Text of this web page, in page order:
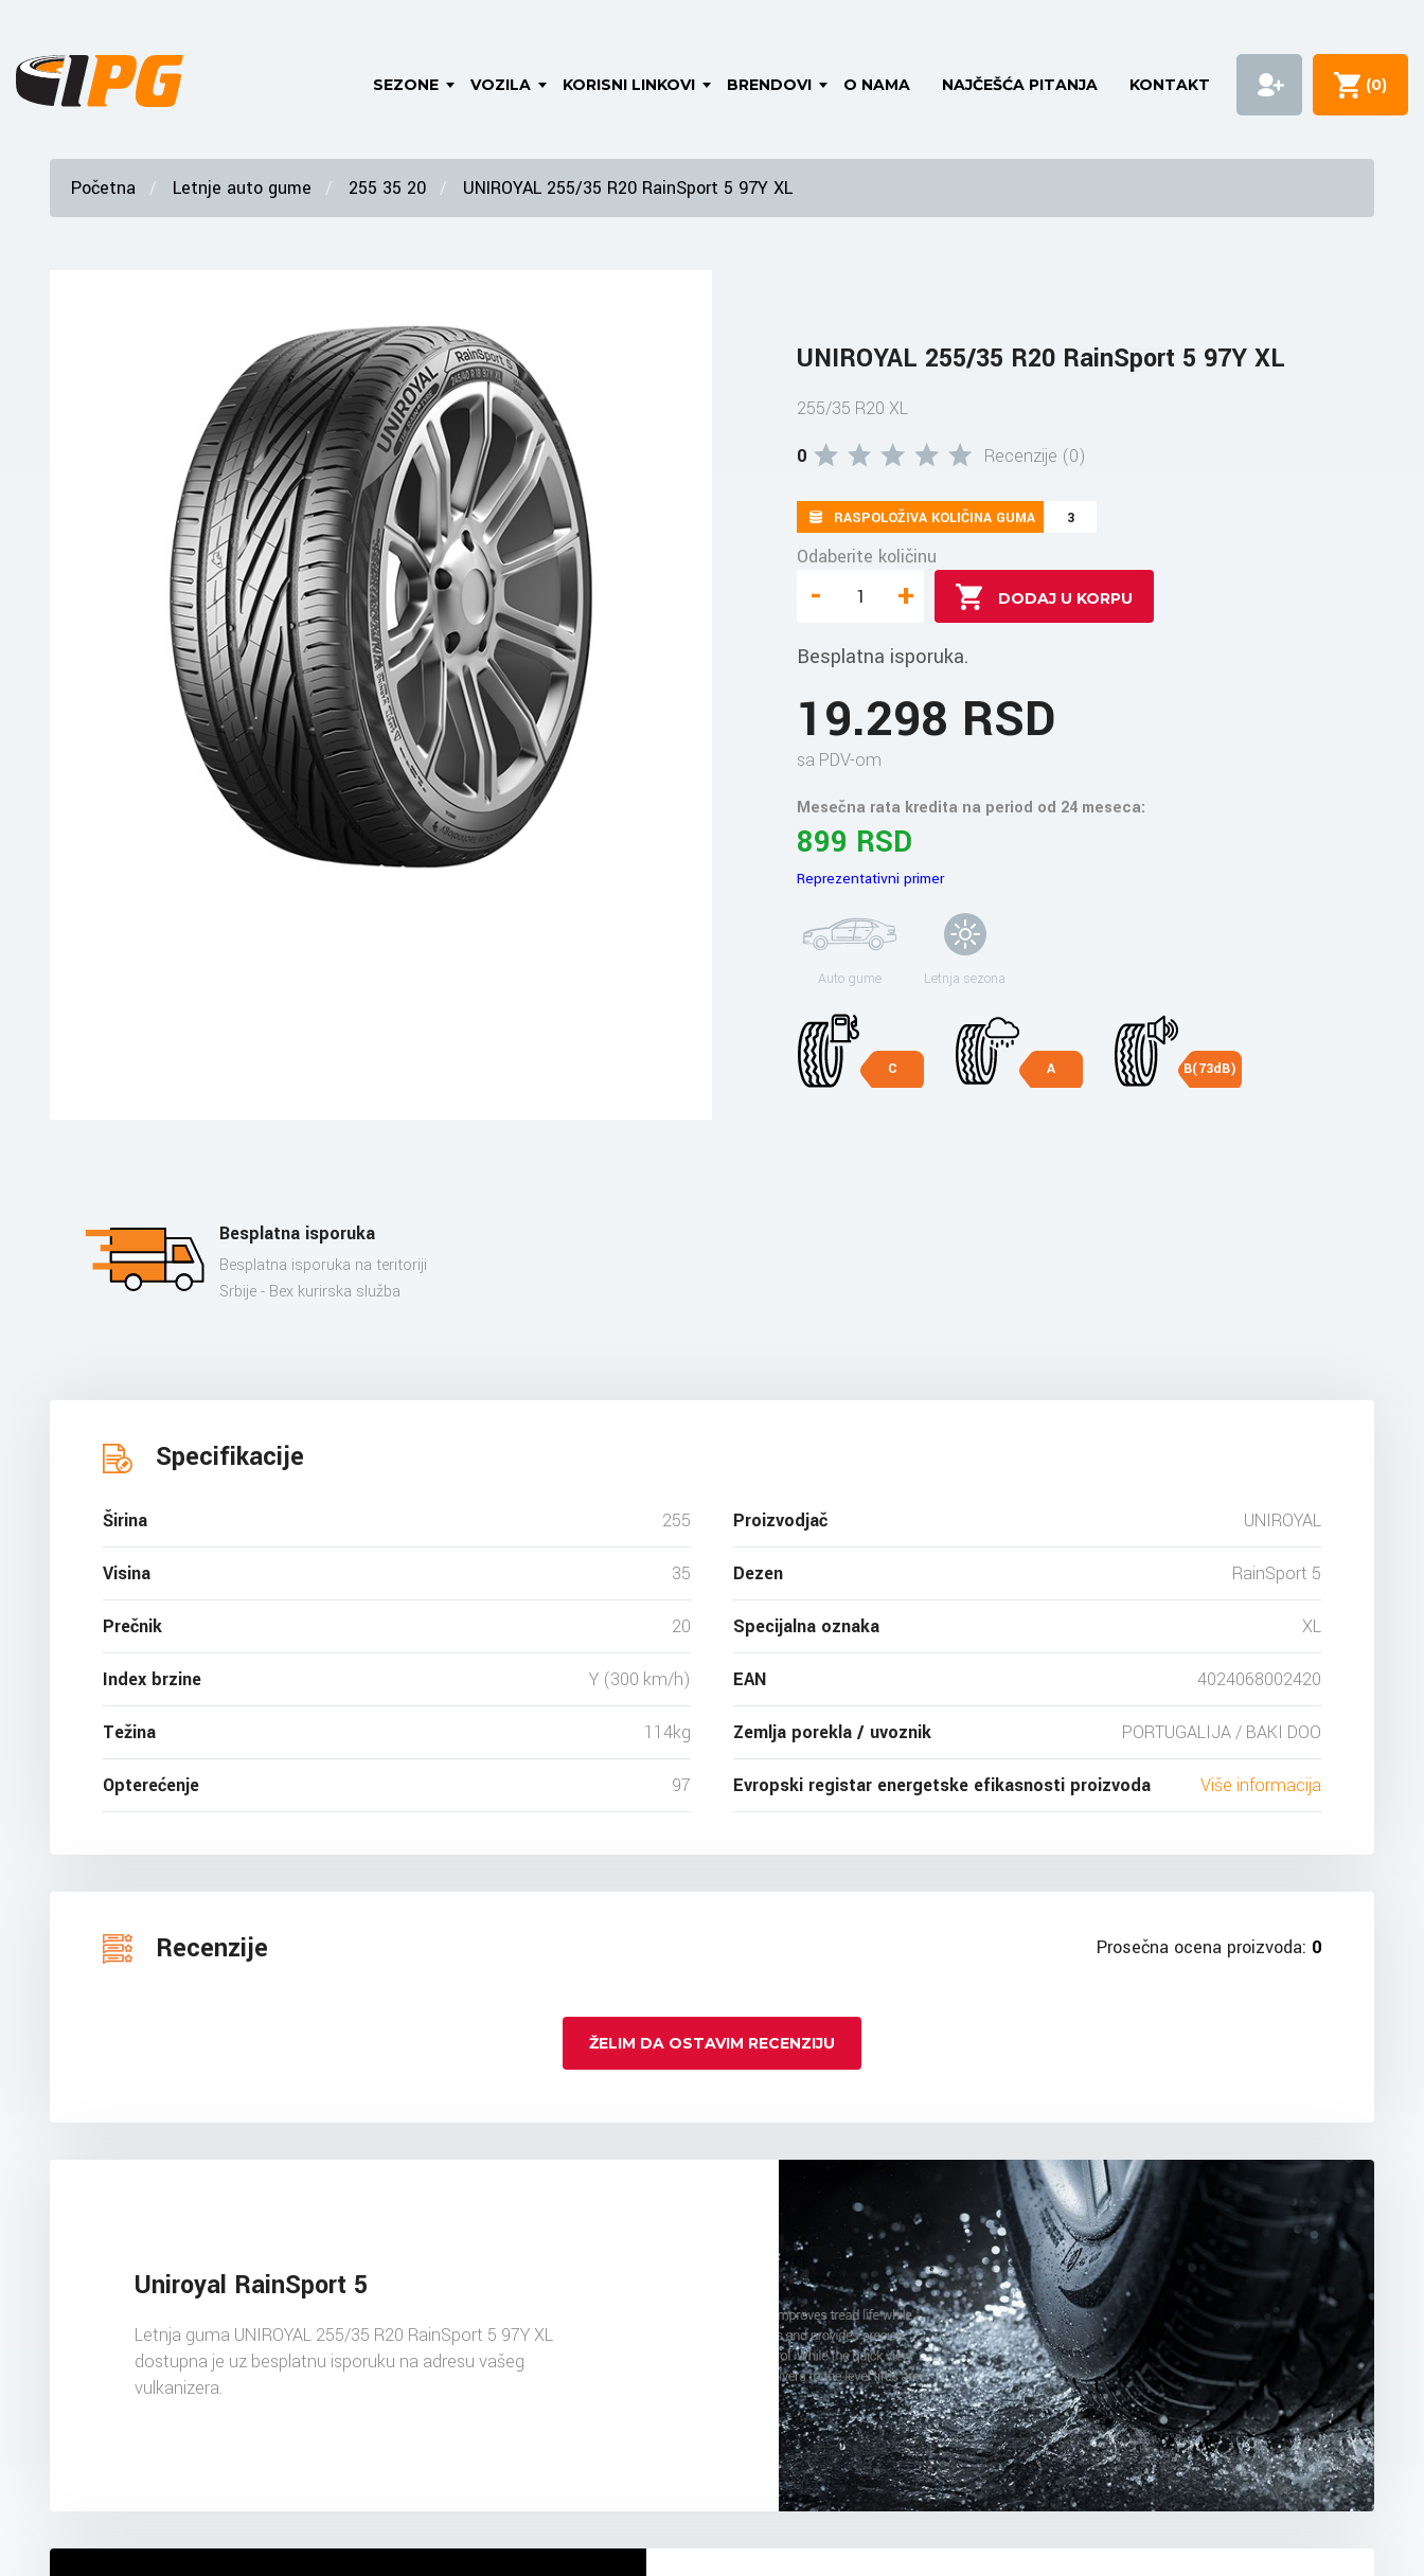
SEZONE VOZILA KORISNI LINKOVI BRENDOVI O NAMA NAJČEŠĆA PITANJA KONTAKT (0)
Početna Letnje auto gume 255 35 20 UNIROYAL 255/35 R20 RainSport 5 97Y XL
UNIROYAL 255/35 R20 RainSport 5 97Y XL
255/35 R20 XL
0
Recenzije (0)
RASPOLOŽIVA KOLIČINA GUMA 3
Odaberite količinu
- +
Besplatna isporuka.
19.298 RSD
sa PDV-om
Mesečna rata kredita na period od 24 meseca:
899 RSD
Reprezentativni primer
Auto gume Letnja sezona
C A B(73dB)
Besplatna isporuka
Besplatna isporuka na teritoriji
Srbije - Bex kurirska služba
Specifikacije
Širina 255
Visina 35
Prečnik 20
Index brzine Y (300 km/h)
Težina 114kg
Opterećenje 97
Proizvodjač UNIROYAL
Dezen RainSport 5
Specijalna oznaka XL
EAN 4024068002420
Zemlja porekla / uvoznik PORTUGALIJA / BAKI DOO
Evropski registar energetske efikasnosti proizvoda Više informacija
Recenzije Prosečna ocena proizvoda: 0
ŽELIM DA OSTAVIM RECENZIJU
Uniroyal RainSport 5
Letnja guma UNIROYAL 255/35 R20 RainSport 5 97Y XL
dostupna je uz besplatnu isporuku na adresu vašeg
vulkanizera.